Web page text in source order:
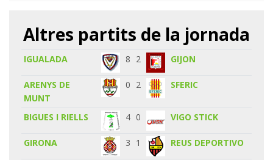
Altres partits de la jornada
IGUALADA 8 2 GIJON
ARENYS DE
MUNT
0 2 SFERIC
BIGUES I RIELLS 4 0 VIGO STICK
GIRONA 3 1 REUS DEPORTIVO